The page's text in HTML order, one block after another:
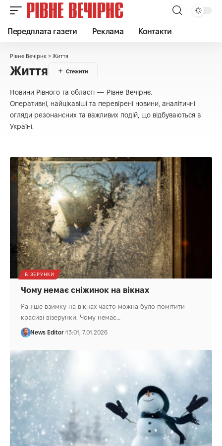
Передплата газети Реклама Контакти
Рівне Вечірнє > Життя
Життя
Новини Рівного та області — Рівне Вечірнє.
Оперативні, найцікавіші та перевірені новини, аналітичні
огляди резонансних та важливих подій, що відбуваються в
Україні.
ВІЗЕРУНКИ
Чому немає сніжинок на вікнах
Раніше взимку на вікнах часто можна було помітити
красиві візерунки. Чому немає…
News Editor 13:01, 7.01.2026